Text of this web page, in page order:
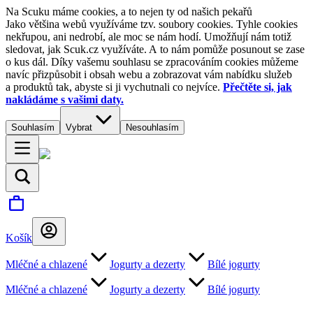
Na Scuku máme cookies, a to nejen ty od našich pekařů
Jako většina webů využíváme tzv. soubory cookies. Tyhle cookies
nekřupou, ani nedrobí, ale moc se nám hodí. Umožňují nám totiž
sledovat, jak Scuk.cz využíváte. A to nám pomůže posunout se zase
o kus dál. Díky vašemu souhlasu se zpracováním cookies můžeme
navíc přizpůsobit i obsah webu a zobrazovat vám nabídku služeb
a produktů tak, abyste si ji vychutnali co nejvíce. Přečtěte si, jak
nakládáme s vašimi daty.
Souhlasím Vybrat Nesouhlasím
Košík
Mléčné a chlazené Jogurty a dezerty Bílé jogurty
Mléčné a chlazené Jogurty a dezerty Bílé jogurty